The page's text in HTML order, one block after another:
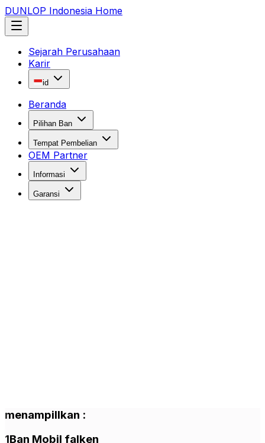
DUNLOP Indonesia Home
Sejarah Perusahaan
Karir
id
Beranda
Pilihan Ban
Tempat Pembelian
OEM Partner
Informasi
Garansi
menampillkan :
1Ban Mobil falken